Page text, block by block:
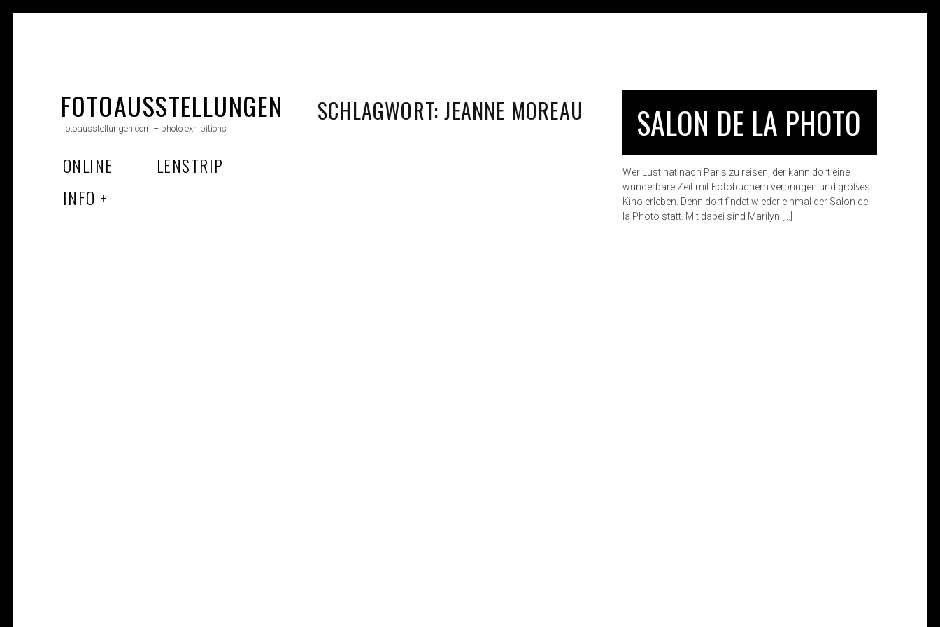
FOTOAUSSTELLUNGEN
fotoausstellungen.com – photo exhibitions
ONLINE
LENSTRIP
INFO
SCHLAGWORT:JEANNE MOREAU SALON DE LA PHOTO
Wer Lust hat nach Paris zu reisen, der kann dort eine
wunderbare Zeit mit Fotobüchern verbringen und großes
Kino erleben. Denn dort findet wieder einmal der Salon de
la Photo statt. Mit dabei sind Marilyn […]